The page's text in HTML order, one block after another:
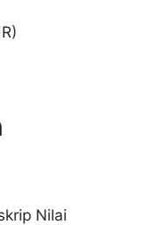
Nilai